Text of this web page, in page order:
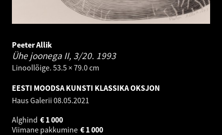
Peeter Allik
Ühe joonega II, 3/20. 1993
Linoollõige. 53.5 × 79.0 cm
EESTI MOODSA KUNSTI KLASSIKA OKSJON
Haus Galerii 08.05.2021
Alghind
1 000
€
Viimane pakkumine
1 000
€